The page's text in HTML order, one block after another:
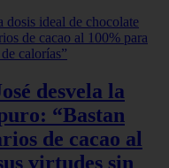
desvela la
“Bastan
de cacao al
virtudes sin